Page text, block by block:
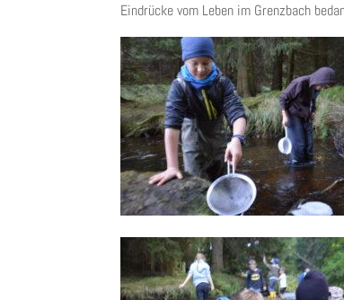
Eindrücke vom Leben im Grenzbach